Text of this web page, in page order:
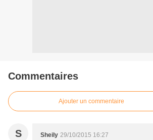
Commentaires
Ajouter un commentaire
S Sheily 29/10/2015 16:27